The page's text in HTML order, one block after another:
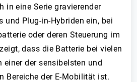
in eine Serie gravierender
und Plug-in-Hybriden ein, bei
oder deren Steuerung im
dass die Batterie bei vielen
einer der sensibelsten und
Bereiche der E-Mobilität ist.